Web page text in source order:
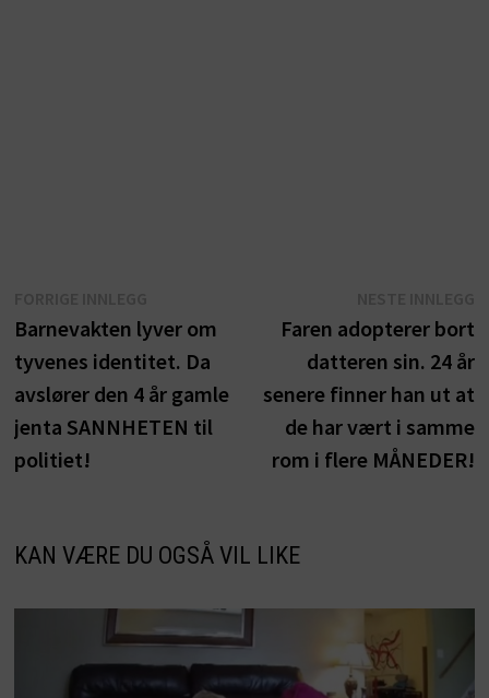
innlegg:
Barnevakten lyver om
tyvenes identitet. Da
avslører den 4 år gamle
jenta SANNHETEN til
politiet!
Faren adopterer bort
datteren sin. 24 år
senere finner han ut at
de har vært i samme
rom i flere MÅNEDER!
KAN VÆRE DU OGSÅ VIL LIKE